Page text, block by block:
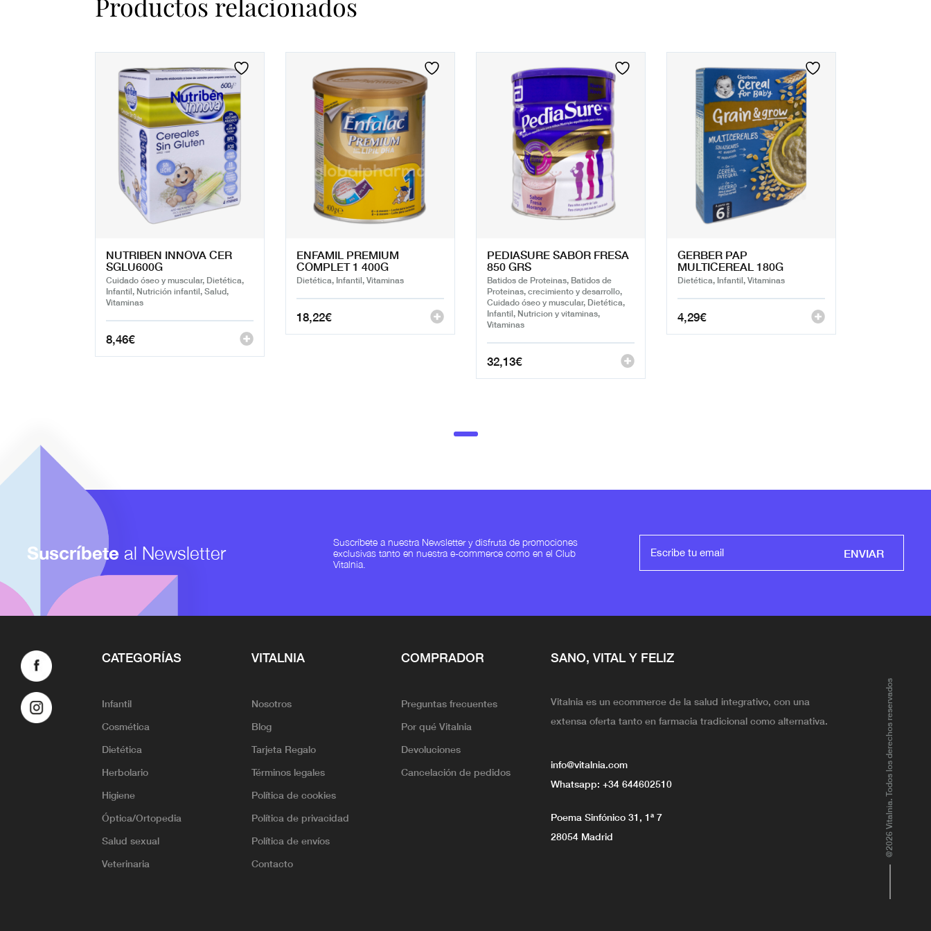
Productos relacionados
NUTRIBEN INNOVA CER
SGLU600G
Cuidado óseo y muscular, Dietética,
Infantil, Nutrición infantil, Salud,
Vitaminas
8,46€
ENFAMIL PREMIUM
COMPLET 1 400G
Dietética, Infantil, Vitaminas
18,22€
PEDIASURE SABOR FRESA
850 GRS
Batidos de Proteinas, Batidos de
Proteinas, crecimiento y desarrollo,
Cuidado óseo y muscular, Dietética,
Infantil, Nutricion y vitaminas,
Vitaminas
32,13€
GERBER PAP
MULTICEREAL 180G
Dietética, Infantil, Vitaminas
4,29€
Suscríbete al Newsletter
Suscríbete a nuestra Newsletter y disfruta de promociones
exclusivas tanto en nuestra e-commerce como en el Club
Vitalnia.
ENVIAR
CATEGORÍAS
Infantil
Cosmética
Dietética
Herbolario
Higiene
Óptica/Ortopedia
Salud sexual
Veterinaria
VITALNIA
Nosotros
Blog
Tarjeta Regalo
Términos legales
Política de cookies
Política de privacidad
Política de envíos
Contacto
COMPRADOR
Preguntas frecuentes
Por qué Vitalnia
Devoluciones
Cancelación de pedidos
SANO, VITAL Y FELIZ
Vitalnia es un ecommerce de la salud integrativo, con una
extensa oferta tanto en farmacia tradicional como alternativa.
info@vitalnia.com
Whatsapp: +34 644602510
Poema Sinfónico 31, 1ª 7
28054 Madrid
@2026 Vitalnia. Todos los derechos reservados